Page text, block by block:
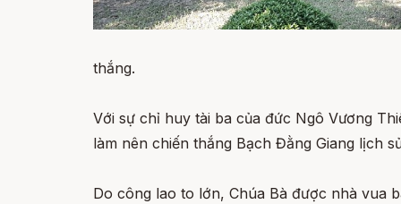
thắng.
Với sự chỉ huy tài ba của đức Ngô Vương
làm nên chiến thắng Bạch Đằng Giang lịch
Do công lao to lớn, Chúa Bà được nhà vua